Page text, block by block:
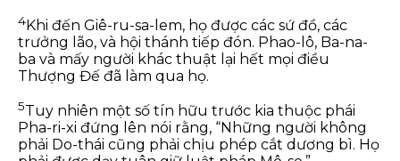
4Khi đến Giê-ru-sa-lem, họ được các sứ đồ, các
trưởng lão, và hội thánh tiếp đón. Phao-lô, Ba-na-
ba và mấy người khác thuật lại hết mọi điều
Thượng Đế đã làm qua họ.
5Tuy nhiên một số tín hữu trước kia thuộc phái
Pha-ri-xi đứng lên nói rằng, “Những người không
phải Do-thái cũng phải chịu phép cắt dương bì. Họ